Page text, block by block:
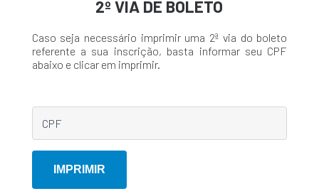
2º VIA DE BOLETO
Caso seja necessário imprimir uma 2ª via do boleto
referente a sua inscrição, basta informar seu CPF
abaixo e clicar em imprimir.